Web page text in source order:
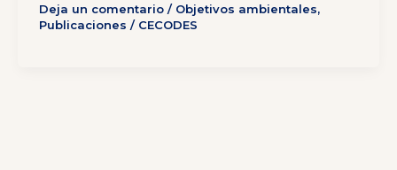
Deja un comentario / Objetivos ambientales,
Publicaciones / CECODES